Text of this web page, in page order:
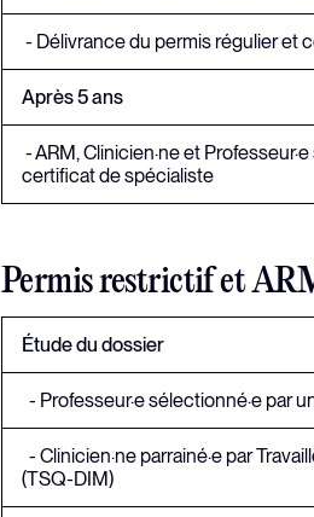
- Délivrance du permis régulier et
Après 5 ans
- ARM, Clinicien·ne et
certificat de spécialiste
Permis restrictif et
Étude du
- Professeur·e
- Clinicien·ne parrainé·e par
(TSQ-DIM)